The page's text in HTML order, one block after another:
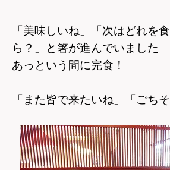
「美味しいね」「次はどれを
ら？」と箸が進んでいました
あっという間に完食！
「また皆で来たいね」「ごち